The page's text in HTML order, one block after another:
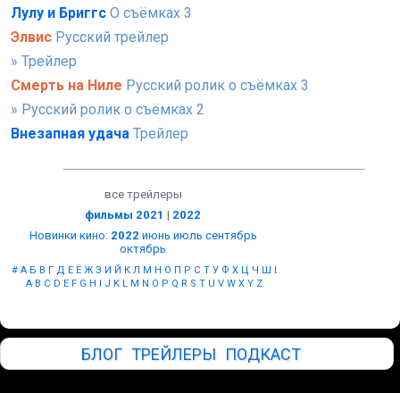
Лулу и Бриггс О съёмках 3
Элвис Русский трейлер
» Трейлер
Смерть на Ниле Русский ролик о съёмках 3
» Русский ролик о съёмках 2
Внезапная удача Трейлер
все трейлеры
фильмы 2021 | 2022
Новинки кино: 2022 июнь июль сентябрь
октябрь
# А Б В Г Д Е Ё Ж З И Й К Л М Н О П Р С Т У Ф Х Ц Ч Ш Щ
A B C D E F G H J K L M N O P Q R S T U V W X Y Z
БЛОГ ТРЕЙЛЕРЫ ПОДКАСТ